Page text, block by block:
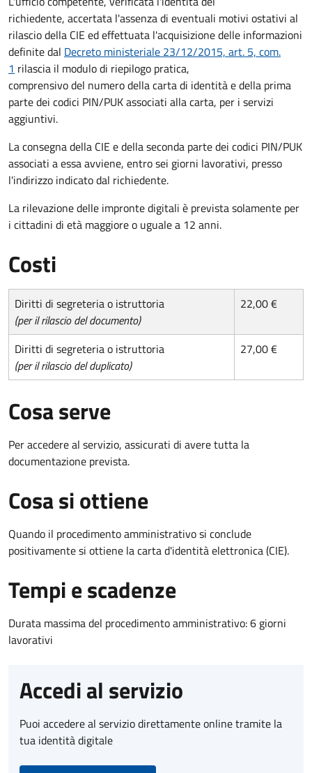
richiedente, accertata l'assenza di eventuali motivi ostativi al
rilascio della CIE ed effettuata l'acquisizione delle informazioni
definite dal Decreto ministeriale 23/12/2015, art. 5, com.
1 rilascia il modulo di riepilogo pratica,
comprensivo del numero della carta di identità e della prima
parte dei codici PIN/PUK associati alla carta, per i servizi
aggiuntivi.
La consegna della CIE e della seconda parte dei codici PIN/PUK
associati a essa avviene, entro sei giorni lavorativi, presso
l'indirizzo indicato dal richiedente.
La rilevazione delle impronte digitali è prevista solamente per
i cittadini di età maggiore o uguale a 12 anni.
Costi
Diritti di segreteria o istruttoria
(per il rilascio del documento)
22,00 €
Diritti di segreteria o istruttoria
(per il rilascio del duplicato)
27,00 €
Cosa serve
Per accedere al servizio, assicurati di avere tutta la
documentazione prevista.
Cosa si ottiene
Quando il procedimento amministrativo si conclude
positivamente si ottiene la carta d'identità elettronica (CIE).
Tempi e scadenze
Durata massima del procedimento amministrativo: 6 giorni
lavorativi
Accedi al servizio
Puoi accedere al servizio direttamente online tramite la
tua identità digitale